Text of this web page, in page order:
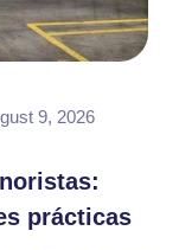
9, 2026
prácticas